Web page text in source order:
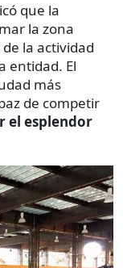
que la
la zona
la actividad
entidad. El
más
de competir
el esplendor